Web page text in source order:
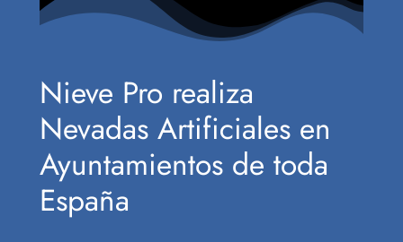
Nieve Pro realiza
Nevadas Artificiales en
Ayuntamientos de toda
España